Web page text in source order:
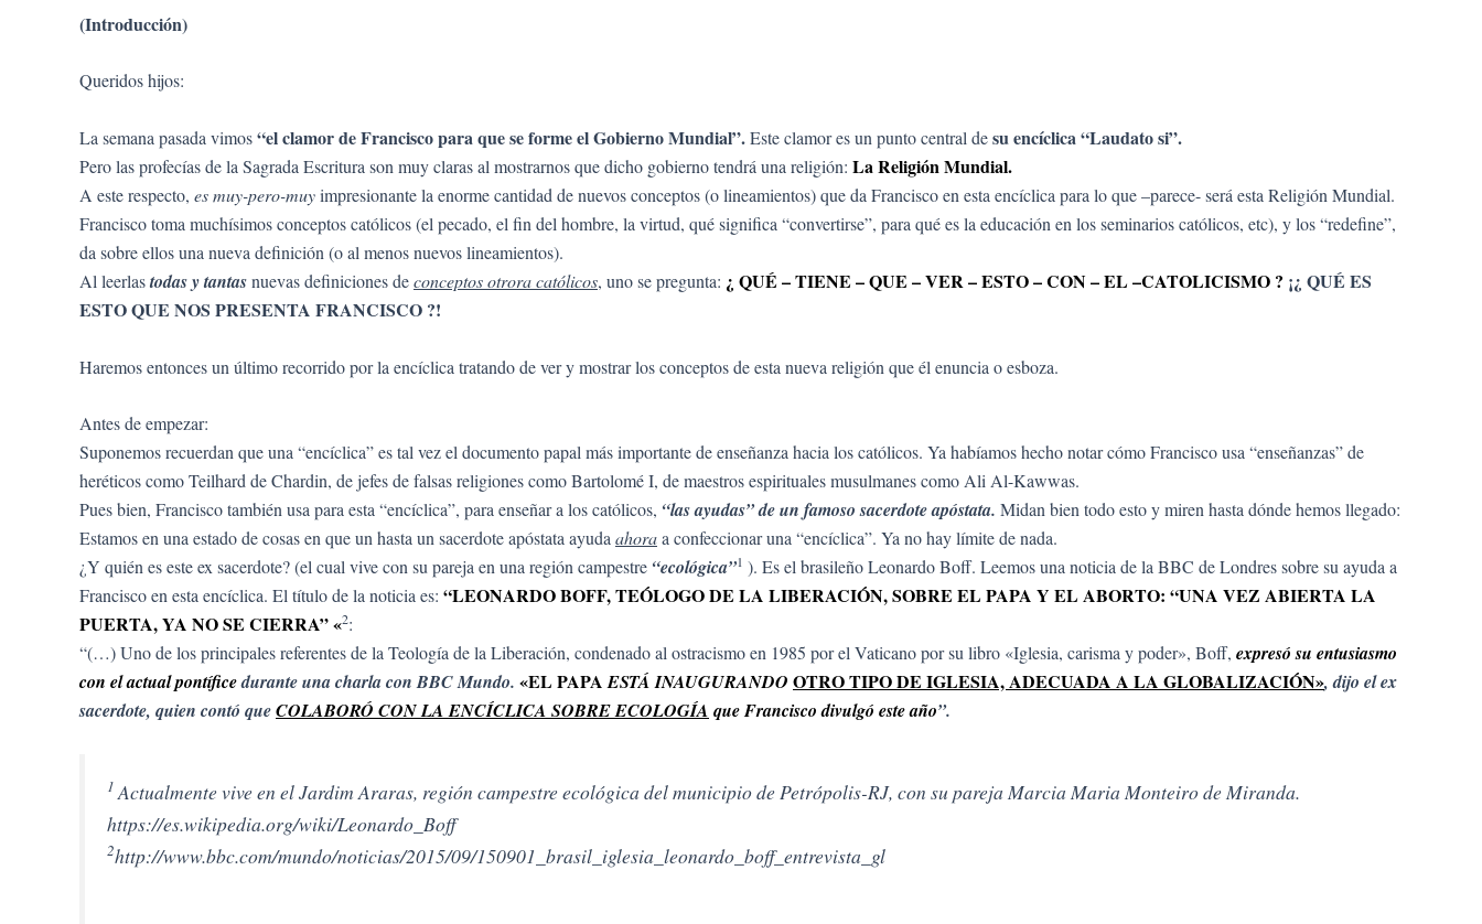
(Introducción)
Queridos hijos:
La semana pasada vimos“el clamor de Francisco para que se forme el Gobierno Mundial”.Este clamor es un punto central desu encíclica “Laudato si”.
Pero las profecías de la Sagrada Escritura son muy claras al mostrarnos que dicho gobierno tendrá una religión: La Religión Mundial.
A este respecto, es muy-pero-muyimpresionante la enorme cantidad de nuevos conceptos (o lineamientos) que da Francisco en esta encíclica para lo que –parece- será esta Religión Mundial.
Francisco toma muchísimos conceptos católicos (el pecado, el fin del hombre, la virtud, qué significa “convertirse”, para qué es la educación en los seminarios católicos, etc), y los “redefine”,
da sobre ellos una nueva definición (o al menos nuevos lineamientos).
Al leerlastodas y tantasnuevas definiciones deconceptos otrora católicos, uno se pregunta: ¿ QUÉ – TIENE – QUE – VER – ESTO – CON – EL –CATOLICISMO ? ¡¿ QUÉ ES
ESTO QUE NOS PRESENTA FRANCISCO ?!
Haremos entonces un último recorrido por la encíclica tratando de ver y mostrar los conceptos de esta nueva religión que él enuncia o esboza.
Antes de empezar:
Suponemos recuerdan que una “encíclica” es tal vez el documento papal más importante de enseñanza hacia los católicos. Ya habíamos hecho notar cómo Francisco usa “enseñanzas” de
heréticos como Teilhard de Chardin, de jefes de falsas religiones como Bartolomé I, de maestros espirituales musulmanes como Ali Al-Kawwas.
Pues bien, Francisco también usa para esta “encíclica”, para enseñar a los católicos, “las ayudas” de un famoso sacerdote apóstata. Midan bien todo esto y miren hasta dónde hemos llegado:
Estamos en una estado de cosas en que un hasta un sacerdote apóstata ayuda ahoraa confeccionar una “encíclica”. Ya no hay límite de nada.
¿Y quién es este ex sacerdote? (el cual vive con su pareja en una región campestre “ecológica”1 ). Es el brasileño Leonardo Boff. Leemos una noticia de la BBC de Londres sobre su ayuda a
Francisco en esta encíclica. El título de la noticia es: “LEONARDO BOFF, TEÓLOGO DE LA LIBERACIÓN, SOBRE EL PAPA Y EL ABORTO: “UNA VEZ ABIERTA LA
PUERTA, YA NO SE CIERRA” «2:
“(…) Uno de los principales referentes de la Teología de la Liberación, condenado al ostracismo en 1985 por el Vaticano por su libro «Iglesia, carisma y poder», Boff, expresó su entusiasmo
con el actual pontíficedurante una charla con BBC Mundo. «EL PAPAESTÁ INAUGURANDO OTRO TIPO DE IGLESIA, ADECUADA A LA GLOBALIZACIÓN», dijo el ex
sacerdote, quien contó queCOLABORÓ CON LA ENCÍCLICA SOBRE ECOLOGÍA que Francisco divulgó este año”.
1 Actualmente vive en el Jardim Araras, región campestre ecológica del municipio de Petrópolis-RJ, con su pareja Marcia Maria Monteiro de Miranda.
https://es.wikipedia.org/wiki/Leonardo_Boff
2http://www.bbc.com/mundo/noticias/2015/09/150901_brasil_iglesia_leonardo_boff_entrevista_gl